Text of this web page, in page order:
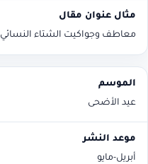
معاطف وجواكيت الشتاء النسائي 2026
عيد الأضحى
أبريل-مايو